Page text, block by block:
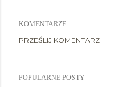
KOMENTARZE
PRZEŚLIJ KOMENTARZ
POPULARNE POSTY